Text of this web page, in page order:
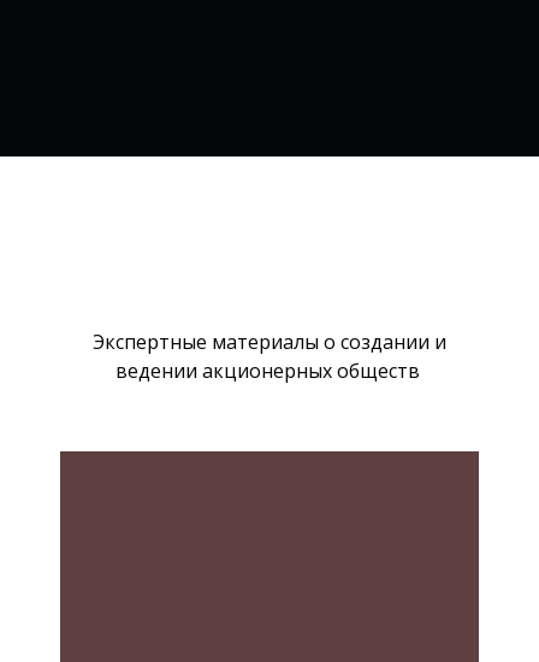
Экспертные материалы о создании и
ведении акционерных обществ